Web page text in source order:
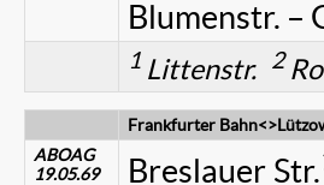
Blumenstr. –
1 Littenstr. 2
Frankfurter
ABOAG
19.05.69
Breslauer Str.